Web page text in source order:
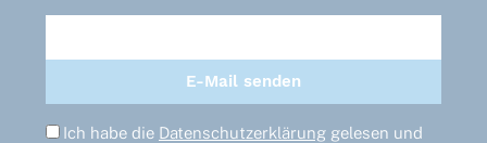
Ich habe die Datenschutzerklärung gelesen und